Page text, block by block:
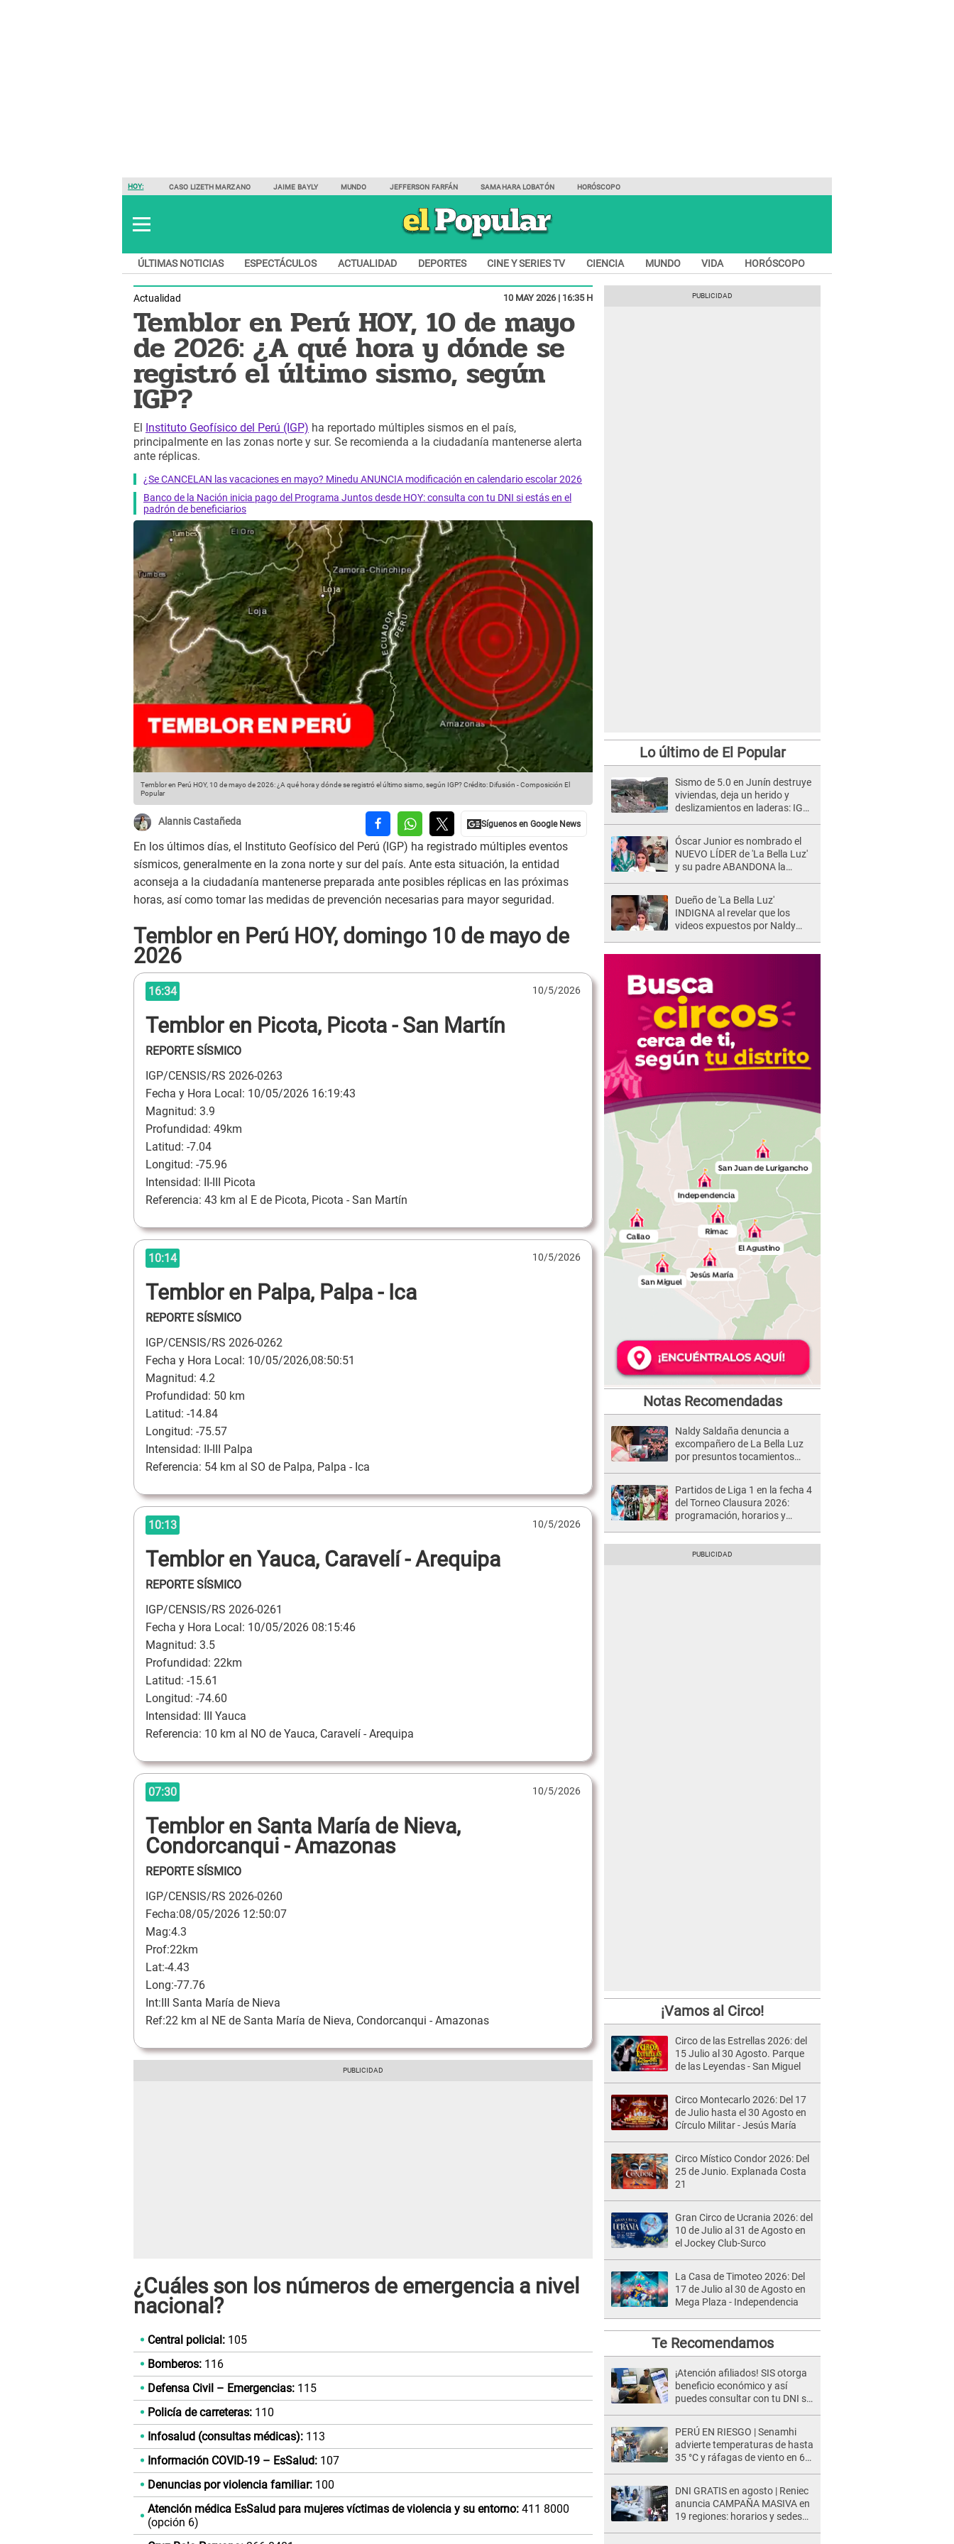
HOY: CASO LIZETH MARZANO JAIME BAYLY MUNDO JEFFERSON FARFÁN SAMAHARA LOBATÓN HORÓSCOPO
ÚLTIMAS NOTICIAS ESPECTÁCULOS ACTUALIDAD DEPORTES CINE Y SERIES TV CIENCIA MUNDO VIDA HORÓSCOPO
Actualidad 10 MAY 2026 | 16:35 H
Temblor en Perú HOY, 10 de mayo
de 2026: ¿A qué hora y dónde se
registró el último sismo, según
IGP?
El Instituto Geofísico del Perú (IGP) ha reportado múltiples sismos en el país,
principalmente en las zonas norte y sur. Se recomienda a la ciudadanía mantenerse alerta
ante réplicas.
¿Se CANCELAN las vacaciones en mayo? Minedu ANUNCIA modificación en calendario escolar 2026
Banco de la Nación inicia pago del Programa Juntos desde HOY: consulta con tu DNI si estás en el
padrón de beneficiarios
Temblor en Perú HOY, 10 de mayo de 2026: ¿A qué hora y dónde se registró el último sismo, según IGP?Crédito: Difusión - Composición El
Popular
Alannis Castañeda
En los últimos días, el Instituto Geofísico del Perú (IGP) ha registrado múltiples eventos
sísmicos, generalmente en la zona norte y sur del país. Ante esta situación, la entidad
aconseja a la ciudadanía mantenerse preparada ante posibles réplicas en las próximas
horas, así como tomar las medidas de prevención necesarias para mayor seguridad.
Temblor en Perú HOY, domingo 10 de mayo de
2026
16:34 10/5/2026
Temblor en Picota, Picota - San Martín
REPORTE SÍSMICO
IGP/CENSIS/RS 2026-0263
Fecha y Hora Local: 10/05/2026 16:19:43
Magnitud: 3.9
Profundidad: 49km
Latitud: -7.04
Longitud: -75.96
Intensidad: II-III Picota
Referencia: 43 km al E de Picota, Picota - San Martín
10:14 10/5/2026
Temblor en Palpa, Palpa - Ica
REPORTE SÍSMICO
IGP/CENSIS/RS 2026-0262
Fecha y Hora Local: 10/05/2026,08:50:51
Magnitud: 4.2
Profundidad: 50 km
Latitud: -14.84
Longitud: -75.57
Intensidad: II-III Palpa
Referencia: 54 km al SO de Palpa, Palpa - Ica
10:13 10/5/2026
Temblor en Yauca, Caravelí - Arequipa
REPORTE SÍSMICO
IGP/CENSIS/RS 2026-0261
Fecha y Hora Local: 10/05/2026 08:15:46
Magnitud: 3.5
Profundidad: 22km
Latitud: -15.61
Longitud: -74.60
Intensidad: III Yauca
Referencia: 10 km al NO de Yauca, Caravelí - Arequipa
07:30 10/5/2026
Temblor en Santa María de Nieva,
Condorcanqui - Amazonas
REPORTE SÍSMICO
IGP/CENSIS/RS 2026-0260
Fecha:08/05/2026 12:50:07
Mag:4.3
Prof:22km
Lat:-4.43
Long:-77.76
Int:III Santa María de Nieva
Ref:22 km al NE de Santa María de Nieva, Condorcanqui - Amazonas
¿Cuáles son los números de emergencia a nivel
nacional?
Central policial: 105
Bomberos: 116
Defensa Civil – Emergencias: 115
Policía de carreteras: 110
Infosalud (consultas médicas): 113
Información COVID-19 – EsSalud: 107
Denuncias por violencia familiar: 100
Atención médica EsSalud para mujeres víctimas de violencia y su entorno: 411 8000
(opción 6)
Lo último de El Popular
Sismo de 5.0 en Junín destruye
viviendas, deja un herido y
deslizamientos en laderas: IGP
Óscar Junior es nombrado el
NUEVO LÍDER de 'La Bella Luz'
y su padre ABANDONA la
Dueño de 'La Bella Luz'
INDIGNA al revelar que los
videos expuestos por Naldy
Notas Recomendadas
Naldy Saldaña denuncia a
excompañero de La Bella Luz
por presuntos tocamientos
Partidos de Liga 1 en la fecha 4
del Torneo Clausura 2026:
programación, horarios y
¡Vamos al Circo!
Circo de las Estrellas 2026: del
15 Julio al 30 Agosto. Parque
de las Leyendas - San Miguel
Circo Montecarlo 2026: Del 17
de Julio hasta el 30 Agosto en
Círculo Militar - Jesús María
Circo Místico Condor 2026: Del
25 de Junio. Explanada Costa
21
Gran Circo de Ucrania 2026: del
10 de Julio al 31 de Agosto en
el Jockey Club-Surco
La Casa de Timoteo 2026: Del
17 de Julio al 30 de Agosto en
Mega Plaza - Independencia
Te Recomendamos
¡Atención afiliados! SIS otorga
beneficio económico y así
puedes consultar con tu DNI si
PERÚ EN RIESGO | Senamhi
advierte temperaturas de hasta
35 °C y ráfagas de viento en 6
DNI GRATIS en agosto | Reniec
anuncia CAMPAÑA MASIVA en
19 regiones: horarios y sedes